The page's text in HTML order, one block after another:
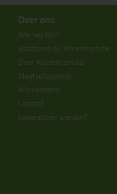
Over ons
Wie wij zijn?
Vacatures bij kitcentrum.be
Over Kitcentrum.be
Maatschappelijk
Winkelmand
Contact
Leverancier worden?